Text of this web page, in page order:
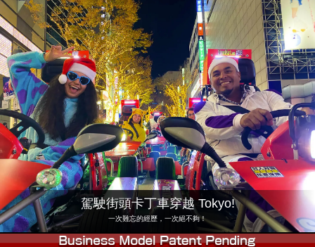
關於 規格 價格
交通方式 顧客聲音 常見問題
公司 預訂
更換店鋪
東京品川 #1 東京秋葉原#1
東京秋葉原#2 東京澀谷
東京澀谷附屬 東京灣
東京淺草 大阪
沖繩
駕駛街頭卡丁車穿越 Tokyo!
一次難忘的經歷，一次絕不夠！